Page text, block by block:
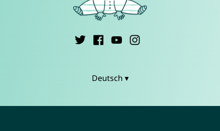
Deutsch ▾